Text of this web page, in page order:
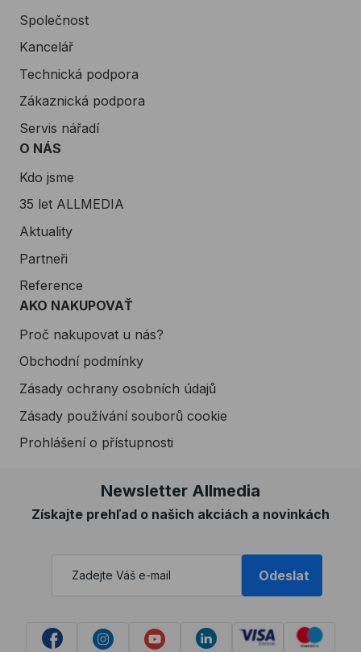
Společnost
Kancelář
Technická podpora
Zákaznická podpora
Servis nářadí
O NÁS
Kdo jsme
35 let ALLMEDIA
Aktuality
Partneři
Reference
AKO NAKUPOVAŤ
Proč nakupovat u nás?
Obchodní podmínky
Zásady ochrany osobních údajů
Zásady používání souborů cookie
Prohlášení o přístupnosti
Newsletter Allmedia
Získajte prehľad o našich akciách a novinkách
Odeslat